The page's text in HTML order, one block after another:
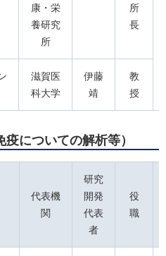
康・栄
養研究
所
所
長
滋賀医
科⼤学
伊藤
靖
教
授
についての解析等）
代表機
関
研究
開発
代表
者
役
職